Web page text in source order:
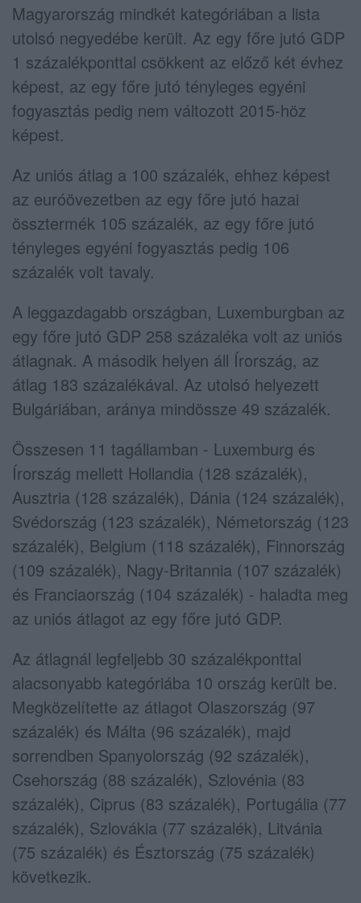
Magyarország mindkét kategóriában a lista
utolsó negyedébe került. Az egy főre jutó GDP
1 százalékponttal csökkent az előző két évhez
képest, az egy főre jutó tényleges egyéni
fogyasztás pedig nem változott 2015-höz
képest.
Az uniós átlag a 100 százalék, ehhez képest
az euróövezetben az egy főre jutó hazai
össztermék 105 százalék, az egy főre jutó
tényleges egyéni fogyasztás pedig 106
százalék volt tavaly.
A leggazdagabb országban, Luxemburgban az
egy főre jutó GDP 258 százaléka volt az uniós
átlagnak. A második helyen áll Írország, az
átlag 183 százalékával. Az utolsó helyezett
Bulgáriában, aránya mindössze 49 százalék.
Összesen 11 tagállamban - Luxemburg és
Írország mellett Hollandia (128 százalék),
Ausztria (128 százalék), Dánia (124 százalék),
Svédország (123 százalék), Németország (123
százalék), Belgium (118 százalék), Finnország
(109 százalék), Nagy-Britannia (107 százalék)
és Franciaország (104 százalék) - haladta meg
az uniós átlagot az egy főre jutó GDP.
Az átlagnál legfeljebb 30 százalékponttal
alacsonyabb kategóriába 10 ország került be.
Megközelítette az átlagot Olaszország (97
százalék) és Málta (96 százalék), majd
sorrendben Spanyolország (92 százalék),
Csehország (88 százalék), Szlovénia (83
százalék), Ciprus (83 százalék), Portugália (77
százalék), Szlovákia (77 százalék), Litvánia
(75 százalék) és Észtország (75 százalék)
következik.